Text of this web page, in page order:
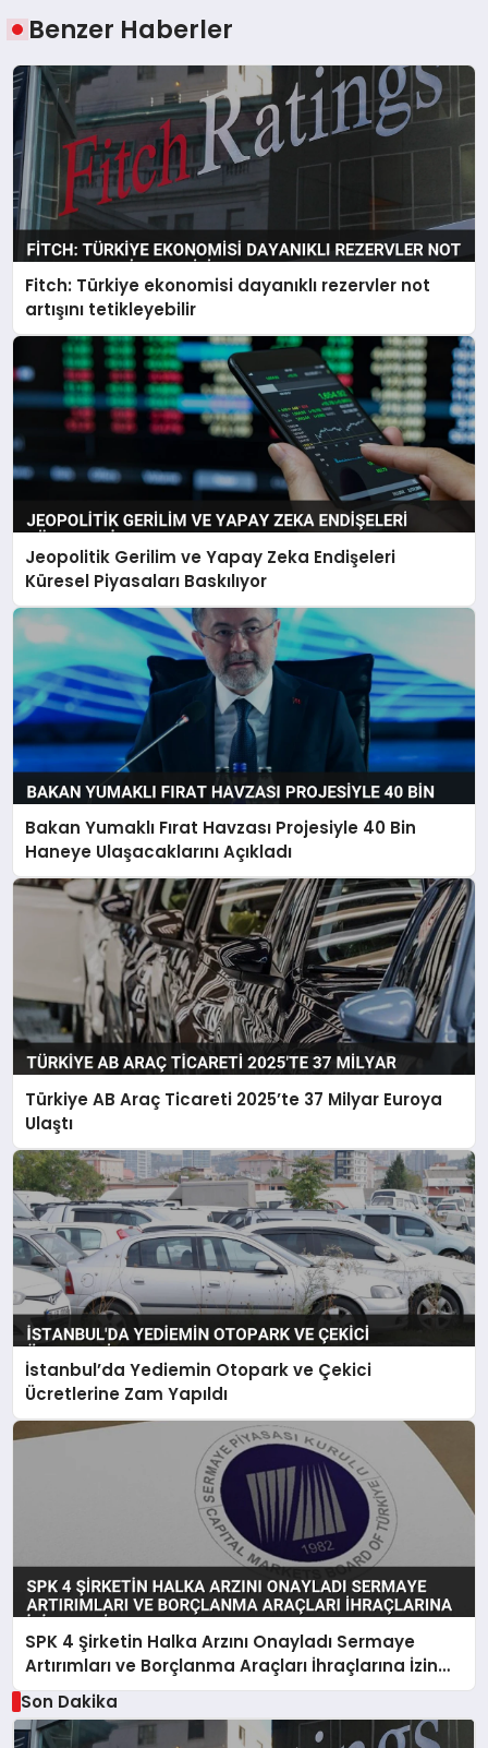
Benzer Haberler
Fitch: Türkiye ekonomisi dayanıklı rezervler not
artışını tetikleyebilir
Jeopolitik Gerilim ve Yapay Zeka Endişeleri
Küresel Piyasaları Baskılıyor
Bakan Yumaklı Fırat Havzası Projesiyle 40 Bin
Haneye Ulaşacaklarını Açıkladı
Türkiye AB Araç Ticareti 2025’te 37 Milyar Euroya
Ulaştı
İstanbul’da Yediemin Otopark ve Çekici
Ücretlerine Zam Yapıldı
SPK 4 Şirketin Halka Arzını Onayladı Sermaye
Artırımları ve Borçlanma Araçları İhraçlarına İzin
Verdi
Son Dakika